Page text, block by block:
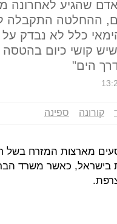
שהגיע לאחרונה
ההחלטה התקבלה
כלל לא נבדק על
קושי כיום בהטסה
הים"
קורונה ספינה
מארצות המזרח בשל
בישראל, כאשר משרד